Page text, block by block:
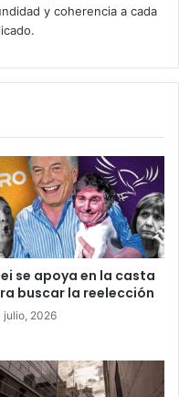
y coherencia a cada
se apoya en la casta
buscar la reelección
julio, 2026